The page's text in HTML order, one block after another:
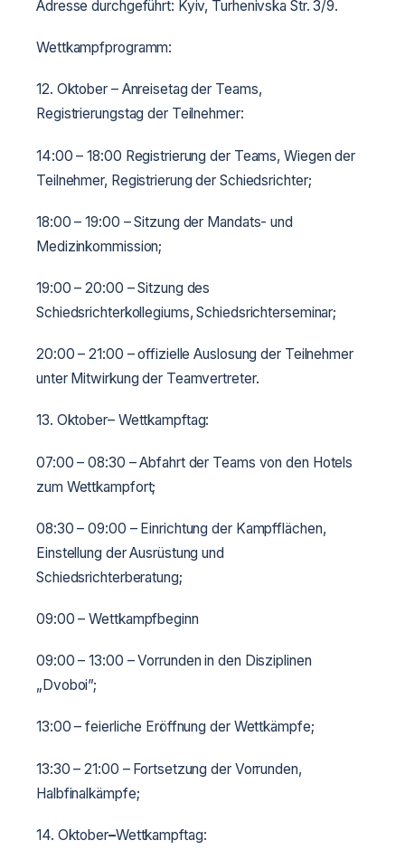
Adresse durchgeführt: Kyiv, Turhenivska Str. 3/9.
Wettkampfprogramm:
12. Oktober – Anreisetag der Teams,
Registrierungstag der Teilnehmer:
14:00 – 18:00 Registrierung der Teams, Wiegen der
Teilnehmer, Registrierung der Schiedsrichter;
18:00 – 19:00 – Sitzung der Mandats- und
Medizinkommission;
19:00 – 20:00 – Sitzung des
Schiedsrichterkollegiums, Schiedsrichterseminar;
20:00 – 21:00 – offizielle Auslosung der Teilnehmer
unter Mitwirkung der Teamvertreter.
13. Oktober– Wettkampftag:
07:00 – 08:30 – Abfahrt der Teams von den Hotels
zum Wettkampfort;
08:30 – 09:00 – Einrichtung der Kampfflächen,
Einstellung der Ausrüstung und
Schiedsrichterberatung;
09:00 – Wettkampfbeginn
09:00 – 13:00 – Vorrunden in den Disziplinen
„Dvoboi”;
13:00 – feierliche Eröffnung der Wettkämpfe;
13:30 – 21:00 – Fortsetzung der Vorrunden,
Halbfinalkämpfe;
14. Oktober–Wettkampftag: